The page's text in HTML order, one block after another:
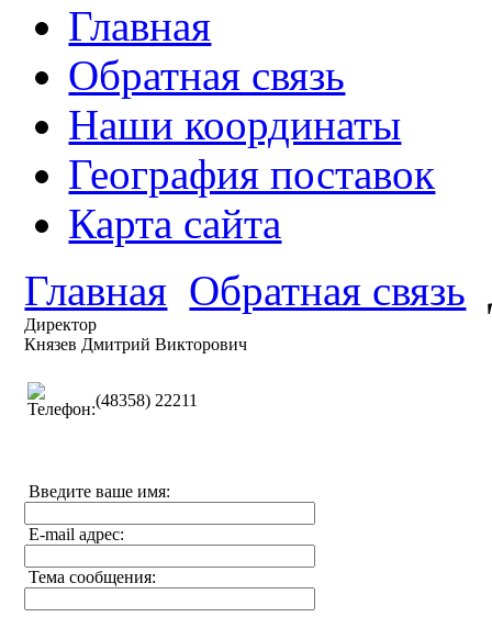
Главная
Обратная связь
Наши координаты
География поставок
Карта сайта
Главная Обратная связь
Директор
Князев Дмитрий Викторович
(48358) 22211
Введите ваше имя:
E-mail адрес:
Тема сообщения: